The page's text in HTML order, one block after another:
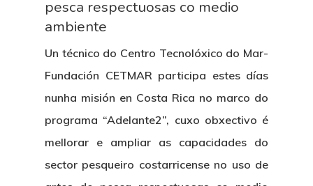
pesca respectuosas co medio
ambiente
Un técnico do Centro Tecnolóxico do Mar-
Fundación CETMAR participa estes días
nunha misión en Costa Rica no marco do
programa “Adelante2”, cuxo obxectivo é
mellorar e ampliar as capacidades do
sector pesqueiro costarricense no uso de